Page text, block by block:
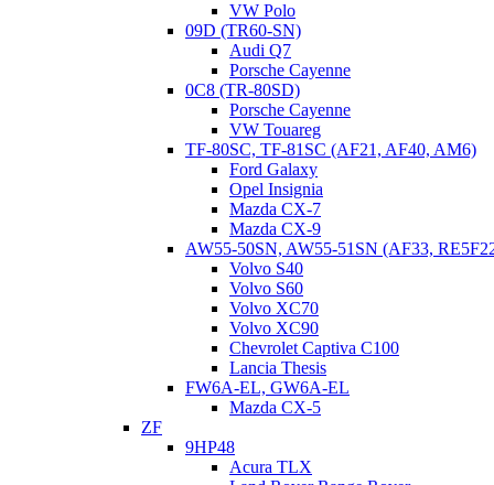
VW Polo
09D (TR60-SN)
Audi Q7
Porsche Cayenne
0C8 (TR-80SD)
Porsche Cayenne
VW Touareg
TF-80SC, TF-81SC (AF21, AF40, AM6)
Ford Galaxy
Opel Insignia
Mazda CX-7
Mazda CX-9
AW55-50SN, AW55-51SN (AF33,
Volvo S40
Volvo S60
Volvo XC70
Volvo XC90
Chevrolet Captiva C100
Lancia Thesis
FW6A-EL, GW6A-EL
Mazda CX-5
ZF
9HP48
Acura TLX